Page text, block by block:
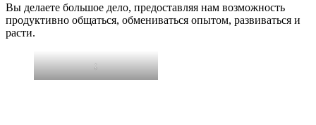
Вы делаете большое дело, предоставляя нам возможность
продуктивно общаться, обмениваться опытом, развиваться и
расти.
;